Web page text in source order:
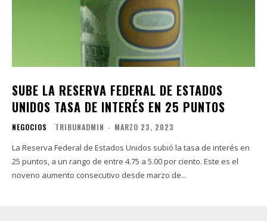
SUBE LA RESERVA FEDERAL DE ESTADOS
UNIDOS TASA DE INTERÉS EN 25 PUNTOS
NEGOCIOS TRIBUNADMIN - MARZO 23, 2023
La Reserva Federal de Estados Unidos subió la tasa de interés en
25 puntos, a un rango de entre 4.75 a 5.00 por ciento. Este es el
noveno aumento consecutivo desde marzo de...